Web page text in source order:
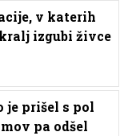
v katerih
izgubi živce
je prišel s pol
pa odšel